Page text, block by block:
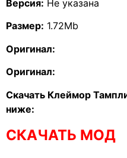
Версия: Не указана
Размер: 1.72Mb
Оригинал:
Оригинал:
Скачать Клеймор
ниже:
СКАЧАТЬ МОД